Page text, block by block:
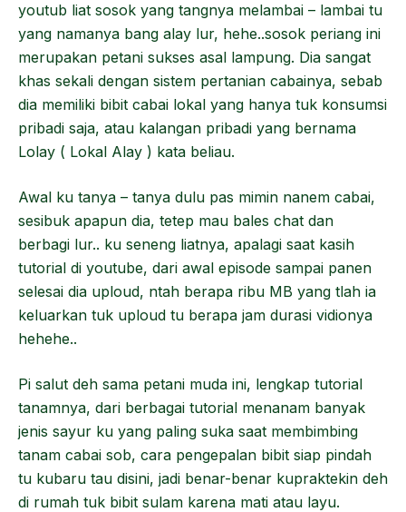
youtub liat sosok yang tangnya melambai – lambai tu
yang namanya bang alay lur, hehe..sosok periang ini
merupakan petani sukses asal lampung. Dia sangat
khas sekali dengan sistem pertanian cabainya, sebab
dia memiliki bibit cabai lokal yang hanya tuk konsumsi
pribadi saja, atau kalangan pribadi yang bernama
Lolay ( Lokal Alay ) kata beliau.
Awal ku tanya – tanya dulu pas mimin nanem cabai,
sesibuk apapun dia, tetep mau bales chat dan
berbagi lur.. ku seneng liatnya, apalagi saat kasih
tutorial di youtube, dari awal episode sampai panen
selesai dia uploud, ntah berapa ribu MB yang tlah ia
keluarkan tuk uploud tu berapa jam durasi vidionya
hehehe..
Pi salut deh sama petani muda ini, lengkap tutorial
tanamnya, dari berbagai tutorial menanam banyak
jenis sayur ku yang paling suka saat membimbing
tanam cabai sob, cara pengepalan bibit siap pindah
tu kubaru tau disini, jadi benar-benar kupraktekin deh
di rumah tuk bibit sulam karena mati atau layu.